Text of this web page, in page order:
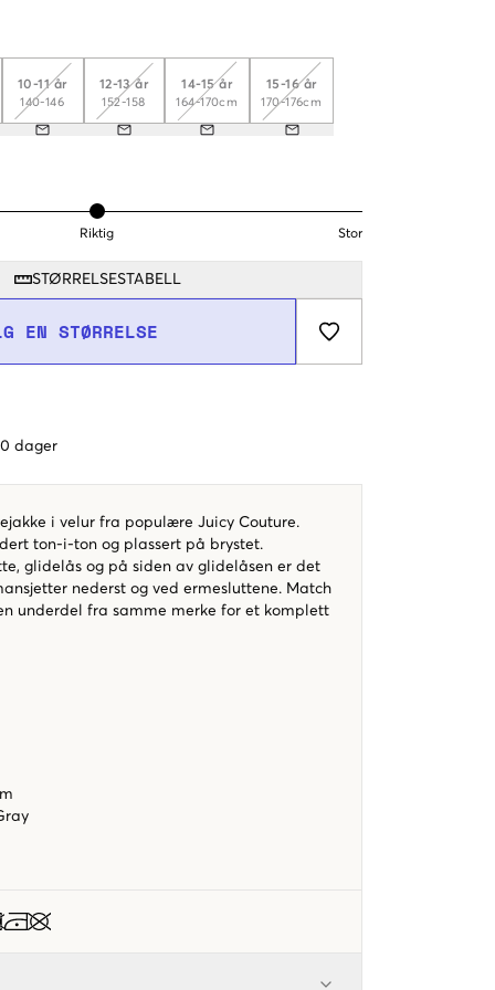
10-11 år
140-146
12-13 år
152-158
14-15 år
164-170cm
15-16 år
170-176cm
Riktig Stor
STØRRELSESTABELL
EN STØRRELSE
dager
i velur fra populære Juicy Couture.
ton-i-ton og plassert på brystet.
glidelås og på siden av glidelåsen er det
nederst og ved ermesluttene. Match
underdel fra samme merke for et komplett